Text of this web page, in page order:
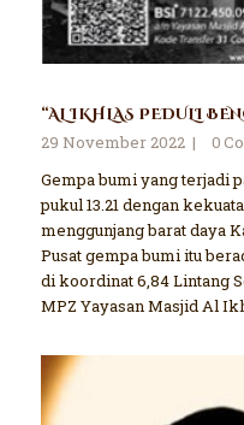
“AL IKHLAS PEDULI
29 November 2022
0
Gempa bumi yang terjadi
pukul 13.21 dengan
menggunjang barat daya
Pusat gempa bumi itu
di koordinat 6,84 Lintang
MPZ Yayasan Masjid Al